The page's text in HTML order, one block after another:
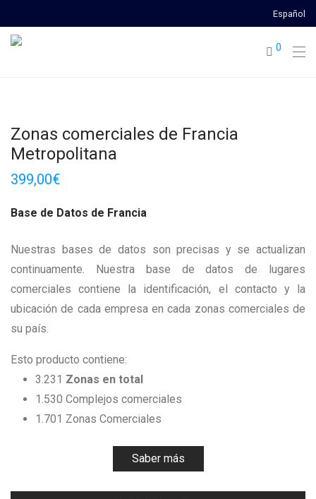
Español
0
Zonas comerciales de Francia
Metropolitana
399,00€
Base de Datos de Francia
Nuestras bases de datos son precisas y se actualizan
continuamente. Nuestra base de datos de lugares
comerciales contiene la identificación, el contacto y la
ubicación de cada empresa en cada zonas comerciales de
su país.
Esto producto contiene:
3.231 Zonas en total
1.530 Complejos comerciales
1.701 Zonas Comerciales
Saber más